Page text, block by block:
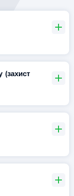
(захист